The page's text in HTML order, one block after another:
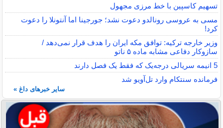
تسهیم کاسپین با خط مرزی مجهول
مسی به عروسی رونالدو دعوت نشد؛ جورجینا اما آنتونلا را دعوت
کرد!
وزیر خارجه ترکیه: توافق مکه ایران را هدف قرار نمی‌دهد /
سازوکار دفاعی مشابه ماده ۵ ناتو
5 انیمه سریالی درجه‌یک که فقط یک فصل دارند
فرمانده سنتکام وارد تل‌آویو شد
سایر خبرهای داغ »